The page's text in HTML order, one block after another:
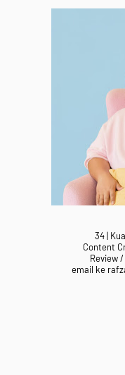
34 |
Content
Review
email ke